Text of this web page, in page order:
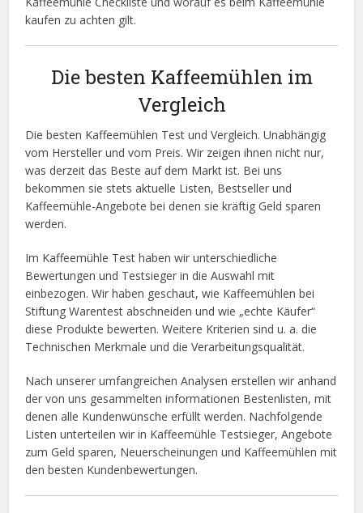
kaufen zu achten gilt.
Die besten Kaffeemühlen im
Vergleich
Die besten Kaffeemühlen Test und Vergleich. Unabhängig
vom Hersteller und vom Preis. Wir zeigen ihnen nicht nur,
was derzeit das Beste auf dem Markt ist. Bei uns
bekommen sie stets aktuelle Listen, Bestseller und
Kaffeemühle-Angebote bei denen sie kräftig Geld sparen
werden.
Im Kaffeemühle Test haben wir unterschiedliche
Bewertungen und Testsieger in die Auswahl mit
einbezogen. Wir haben geschaut, wie Kaffeemühlen bei
Stiftung Warentest abschneiden und wie „echte Käufer“
diese Produkte bewerten. Weitere Kriterien sind u. a. die
Technischen Merkmale und die Verarbeitungsqualität.
Nach unserer umfangreichen Analysen erstellen wir anhand
der von uns gesammelten informationen Bestenlisten, mit
denen alle Kundenwünsche erfüllt werden. Nachfolgende
Listen unterteilen wir in Kaffeemühle Testsieger, Angebote
zum Geld sparen, Neuerscheinungen und Kaffeemühlen mit
den besten Kundenbewertungen.